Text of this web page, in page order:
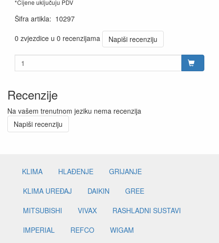
*Cijene uključuju PDV
Šifra artikla: 10297
0 zvjezdice u 0 recenzijama
Napiši recenziju
Recenzije
Na vašem trenutnom jeziku nema recenzija
Napiši recenziju
KLIMA HLAĐENJE
GRIJANJE
KLIMA UREĐAJ
DAIKIN
GREE
MITSUBISHI
VIVAX
RASHLADNI SUSTAVI
IMPERIAL
REFCO
WIGAM